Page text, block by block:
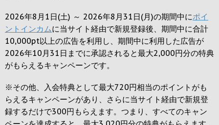
2026年8月1日(土) ～ 2026年8月31日(月)の期間中にポイ
ントインカムに当サイト経由で新規登録後、期間中に合計
10,000pt以上の広告を利用し、期間中に利用した広告が
2026年10月31日までに承認されると最大2,000円分の特典
がもらえるキャンペーンです。
※その他、入会特典として最大720円相当のポイントがも
らえるキャンペーンがあり、さらに当サイト経由で新規登
録するだけで300円 もらえます。つまり、すべてのキャン